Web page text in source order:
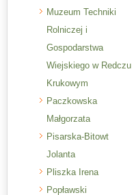
Muzeum Techniki
Rolniczej i
Gospodarstwa
Wiejskiego w Redczu
Krukowym
Paczkowska
Małgorzata
Pisarska-Bitowt
Jolanta
Pliszka Irena
Popławski